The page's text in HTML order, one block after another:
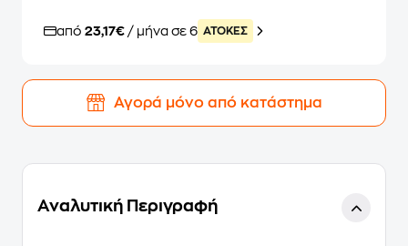
από 23,17€ / μήνα σε 6 ATOKEΣ
Αγορά μόνο από κατάστημα
Αναλυτική Περιγραφή